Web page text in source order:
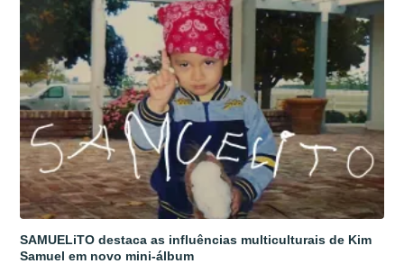
SAMUELiTO destaca as influências multiculturais de Kim
Samuel em novo mini-álbum